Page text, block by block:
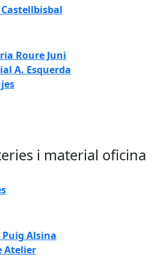
Roure Juni
A. Esquerda
i material oficina
Alsina
Atelier